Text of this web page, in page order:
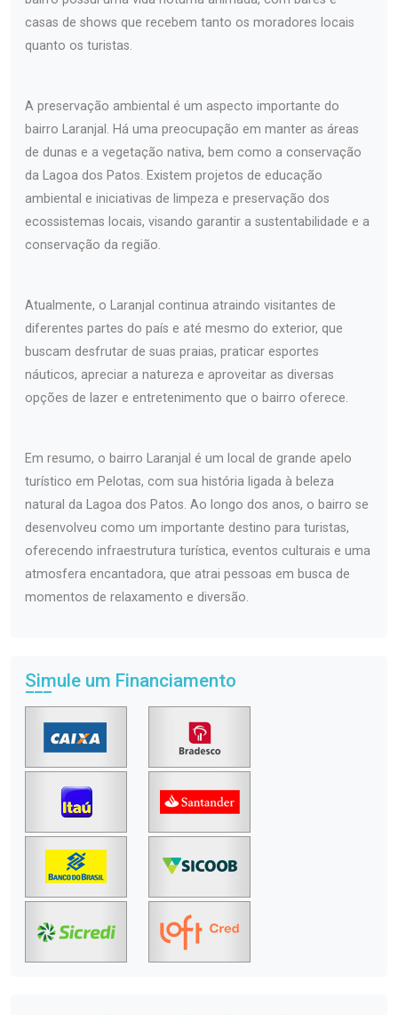
casas de shows que recebem tanto os moradores locais
quanto os turistas.
A preservação ambiental é um aspecto importante do
bairro Laranjal. Há uma preocupação em manter as áreas
de dunas e a vegetação nativa, bem como a conservação
da Lagoa dos Patos. Existem projetos de educação
ambiental e iniciativas de limpeza e preservação dos
ecossistemas locais, visando garantir a sustentabilidade e a
conservação da região.
Atualmente, o Laranjal continua atraindo visitantes de
diferentes partes do país e até mesmo do exterior, que
buscam desfrutar de suas praias, praticar esportes
náuticos, apreciar a natureza e aproveitar as diversas
opções de lazer e entretenimento que o bairro oferece.
Em resumo, o bairro Laranjal é um local de grande apelo
turístico em Pelotas, com sua história ligada à beleza
natural da Lagoa dos Patos. Ao longo dos anos, o bairro se
desenvolveu como um importante destino para turistas,
oferecendo infraestrutura turística, eventos culturais e uma
atmosfera encantadora, que atrai pessoas em busca de
momentos de relaxamento e diversão.
Simule um Financiamento